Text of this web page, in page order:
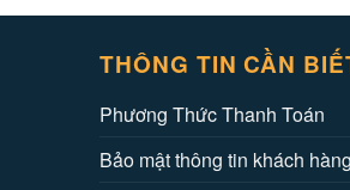
THÔNG TIN CẦN
Phương Thức Thanh Toán
Bảo mật thông tin khách hàng